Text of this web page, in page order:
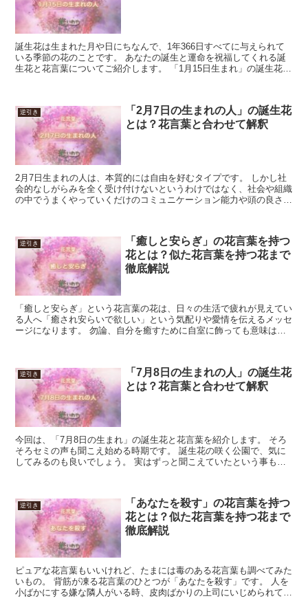
誕生花は生まれた月や日にちなんで、1年366日すべてに与えられて
いる季節の花のことです。 あなたの誕生と運命を祝福してくれる誕
生花と花言葉についてご紹介します。 「1月15日生まれ」の誕生花と
逆引き
「2月7日の生まれの人」の誕生花
とは？花言葉と合わせて解釈
2月7日生まれの人は、本質的には自由を好むタイプです。 しかし社
会的なしがらみを全く受け付けないというわけではなく、社会や組織
の中でうまくやっていくだけのコミュニケーション能力や頭の良さも
逆引き
「癒しと安らぎ」の花言葉を持つ
花とは？似た花言葉を持つ花まで
徹底解説
「癒しと安らぎ」という花言葉の花は、日々の生活で疲れが見えてい
る人へ「癒され安らいで欲しい」という気配りや愛情を伝えるメッセ
ージになります。 勿論、自分を癒すために自室に飾っても意味は合
逆引き
「7月8日の生まれの人」の誕生花
とは？花言葉と合わせて解釈
今回は、「7月8日の生まれ」の誕生花と花言葉を紹介します。 そろ
そろセミの声も聞こえ始める時期です。 誕生花の咲く公園で、気に
してみるのも良いでしょう。 実はずっと聞こえていたという事もあ
逆引き
「あなたを殺す」の花言葉を持つ
花とは？似た花言葉を持つ花まで
徹底解説
ピュアな花言葉もいいけれど、たまには毒のある花言葉も調べてみた
いもの。 背筋が凍る花言葉のひとつが「あなたを殺す」です。 人を
小ばかにする嫌な隣人がいる時、皮肉ばかりの上司にいじめられてい